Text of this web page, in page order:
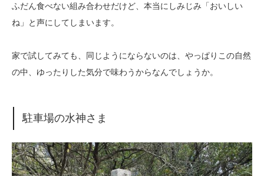
ふだん食べない組み合わせだけど、本当にしみじみ「おいしい
ね」と声にしてしまいます。
家で試してみても、同じようにならないのは、やっぱりこの自然
の中、ゆったりした気分で味わうからなんでしょうか。
駐車場の水神さま